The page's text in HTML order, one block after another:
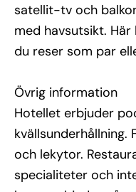
satellit-tv och
med havsutsikt.
du reser som par
Övrig information
Hotellet erbjuder
kvällsunderhållning.
och lekytor.
specialiteter och